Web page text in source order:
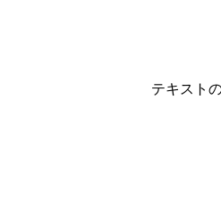
テキスト